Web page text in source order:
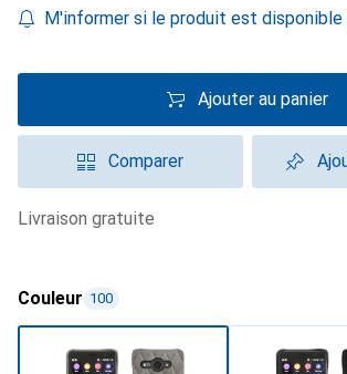
M'informer si le produit est
Ajouter au panier
Comparer
livraison gratuite
Couleur 100